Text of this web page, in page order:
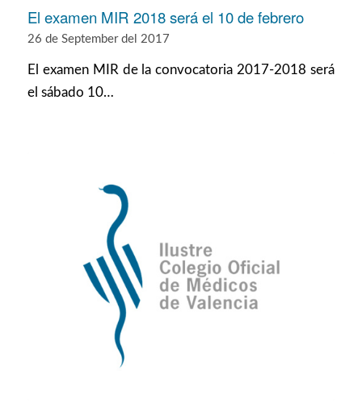
El examen MIR 2018 será el 10 de febrero
26 de September del 2017
El examen MIR de la convocatoria 2017-2018 será
el sábado 10…